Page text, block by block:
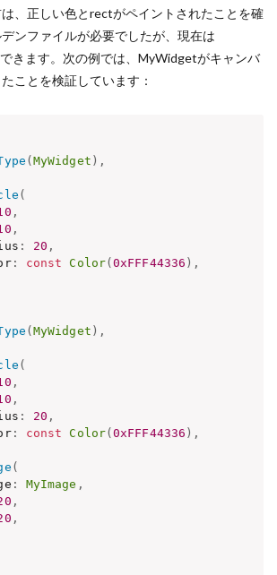
、正しい色とrectがペイントされたことを確
ンファイルが必要でしたが、現在は
きます。次の例では、MyWidgetがキャンバ
ことを検証しています：
(MyWidget ) ,
(
,
,
: 20 ,
: const Color(0xFFF44336 ) ,
(MyWidget ) ,
(
,
,
: 20 ,
: const Color(0xFFF44336 ) ,
(
: MyImage ,
,
,